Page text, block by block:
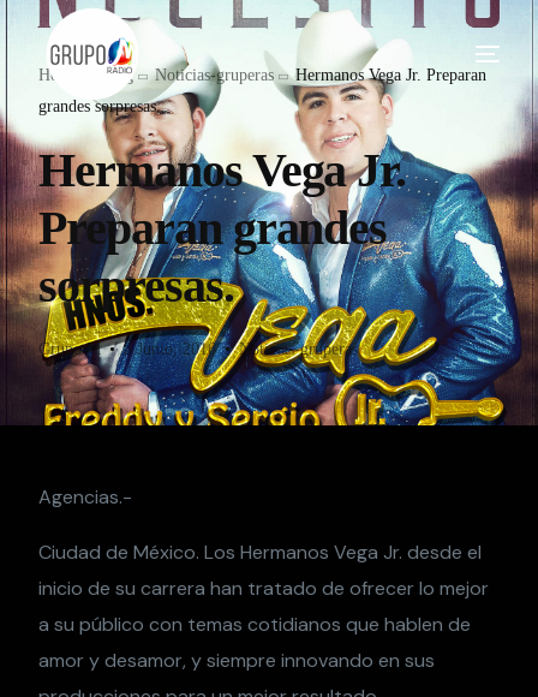
Home Blog Noticias-gruperas
Hermanos Vega Jr. Preparan
grandes sorpresas.
Hermanos Vega Jr.
Preparan grandes
sorpresas.
Grupo M 8 Junio, 2016 Noticias-gruperas
Agencias.-
Ciudad de México. Los Hermanos Vega Jr. desde el
inicio de su carrera han tratado de ofrecer lo mejor
a su público con temas cotidianos que hablen de
amor y desamor, y siempre innovando en sus